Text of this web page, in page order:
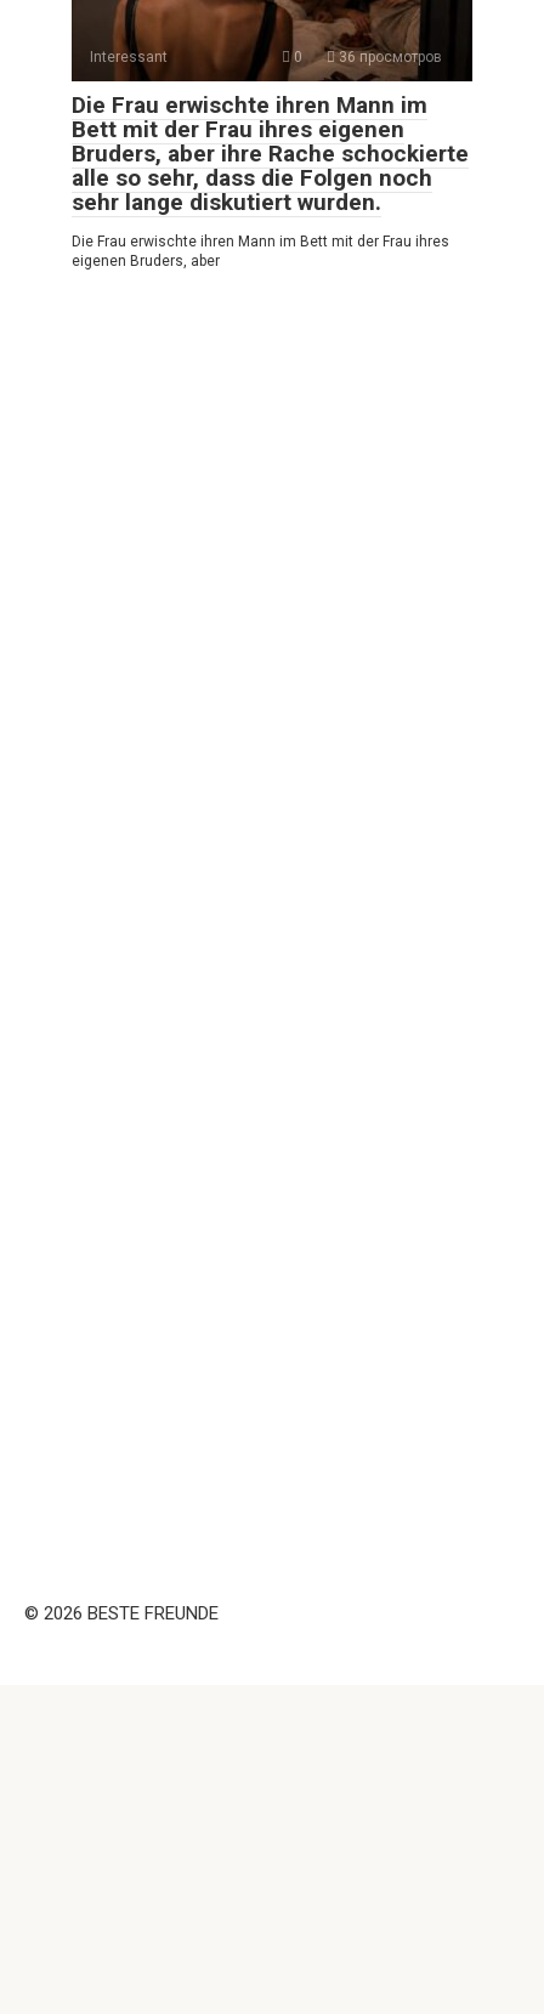
Interessant 0 36 просмотров
Die Frau erwischte ihren Mann im
Bett mit der Frau ihres eigenen
Bruders, aber ihre Rache schockierte
alle so sehr, dass die Folgen noch
sehr lange diskutiert wurden.
Die Frau erwischte ihren Mann im Bett mit der Frau ihres
eigenen Bruders, aber
© 2026 BESTE FREUNDE